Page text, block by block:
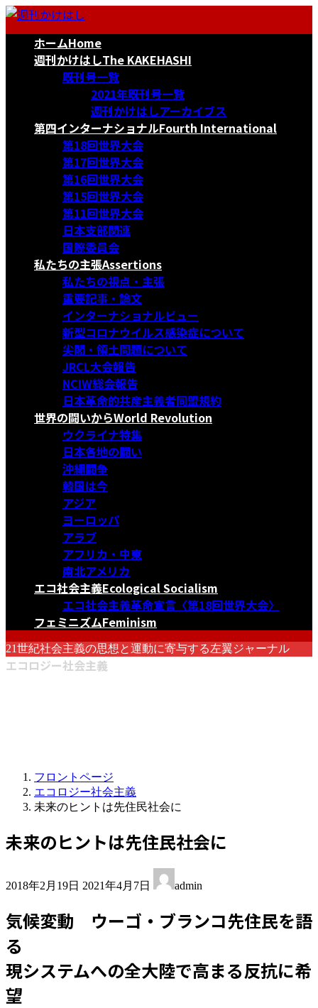
コ
ナ
ホームHome
週刊かけはしThe KAKEHASHI
既刊号一覧
2021年既刊号一覧
週刊かけはしアーカイブス
第四インターナショナルFourth International
第18回世界大会
第17回世界大会
第16回世界大会
第15回世界大会
第11回世界大会
日本支部関連
国際委員会
私たちの主張Assertions
私たちの視点・主張
重要記事・論文
インターナショナルビュー
新型コロナウイルス感染症について
尖閣・領土問題について
JRCL大会報告
NCIW総会報告
日本革命的共産主義者同盟規約
世界の闘いからWorld Revolution
ウクライナ特集
日本各地の闘い
沖縄闘争
韓国は今
アジア
ヨーロッパ
アラブ
アフリカ・中東
南北アメリカ
エコ社会主義Ecological Socialism
エコ社会主義革命宣言〈第18回世界大会〉
フェミニズムFeminism
21世紀社会主義の思想と運動に寄与する左翼ジャーナル
エコロジー社会主義
フロントページ
エコロジー社会主義
未来のヒントは先住民社会に
未来のヒントは先住民社会に
2018年2月19日 終
新
:
2021年4月7日 admin
気候変動 ウーゴ・ブランコ先住民を語
る
現システムへの全大陸で高まる反抗に希
望